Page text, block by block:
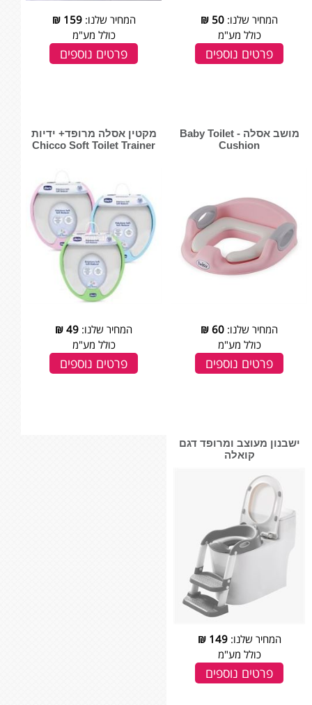
המחיר שלנו: 50
₪
כולל מע"מ
פרטים נוספים
המחיר שלנו:159
₪
כולל מע"מ
פרטים נוספים
מושב אסלה - Baby Toilet
Cushion
המחיר שלנו: 60
₪
כולל מע"מ
פרטים נוספים
מקטין אסלה מרופד+ ידיות
Chicco Soft Toilet Trainer
המחיר שלנו: 49
₪
כולל מע"מ
פרטים נוספים
ישבנון מעוצב ומרופד דגם
קואלה
המחיר שלנו:149
₪
כולל מע"מ
פרטים נוספים